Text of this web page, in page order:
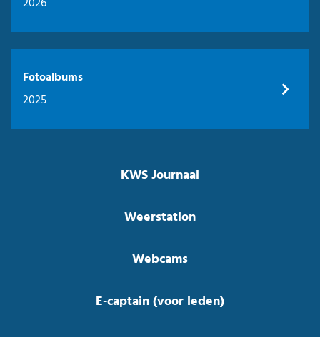
Fotoalbums
2025
KWS Journaal
Weerstation
Webcams
E-captain (voor leden)